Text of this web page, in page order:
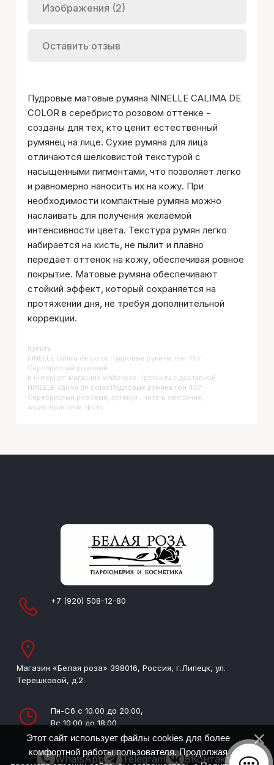
Изображения (2)
Оставить отзыв
Пудровые матовые румяна NINELLE CALIMA DE
COLOR в серебристо розовом оттенке -
созданы для тех, кто ценит естественный
румянец на лице. Сухие румяна для лица
отличаются шелковистой текстурой с
насыщенными пигментами, что позволяет легко
и равномерно наносить их на кожу. При
необходимости компактные румяна можно
наслаивать для получения желаемой
интенсивности цвета. Текстура румян легко
набирается на кисть, не пылит и плавно
передает оттенок на кожу, обеспечивая ровное
покрытие. Матовые румяна обеспечивают
стойкий эффект, который сохраняется на
протяжении дня, не требуя дополнительной
коррекции.
Купить
NINELLE Calima de color Пудровые румяна тон 457
Серебристый розовый
в интернет-магазине whiterose-lipetsk.ru с доставкой.
NINELLE Calima de color Пудровые румяна тон 457
Серебристый розовый, артикул : читать описание,
характеристики, фото
+7 (920) 508-12-80
Магазин «Белая роза» 398016, Россия, г.Липецк, ул.
Терешковой, д.2
Пн-Сб с 10.00 до 20.00,
Вс 10.00 до 18.00
WhatsApp Telegram ВКонтакте
Этот сайт использует файлы cookies для более
комфортной работы пользователя. Продолжая